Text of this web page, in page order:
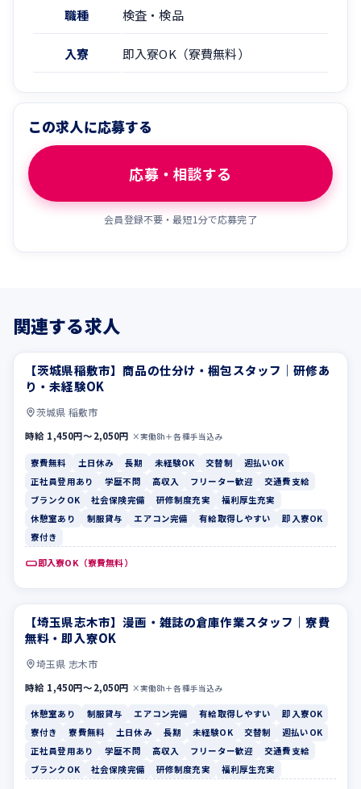
職種 検査・検品
入寮 即入寮OK（寮費無料）
この求人に応募する
応募・相談する
会員登録不要・最短1分で応募完了
関連する求人
寮費無料 土日休み
【茨城県稲敷市】商品の仕分け・梱包スタッフ｜研修あ
り・未経験OK
茨城県 稲敷市
時給 1,450円〜2,050円 ×実働8h＋各種手当込み
寮費無料 土日休み 長期 未経験OK 交替制
週払いOK
正社員登用あり
学歴不問 高収入 フリーター歓迎
交通費支給
ブランクOK
社会保険完備 研修制度充実
福利厚生充実
休憩室あり
制服貸与 エアコン完備 有給取得しやすい
即入寮OK
寮付き
即入寮OK（寮費無料）
休憩室あり 制服貸与
【埼玉県志木市】漫画・雑誌の倉庫作業スタッフ｜寮費
無料・即入寮OK
埼玉県 志木市
時給 1,450円〜2,050円 ×実働8h＋各種手当込み
休憩室あり 制服貸与 エアコン完備 有給取得しやすい
即入寮OK
寮付き
寮費無料 土日休み 長期 未経験OK 交替制
週払いOK
正社員登用あり
学歴不問 高収入 フリーター歓迎
交通費支給
ブランクOK
社会保険完備 研修制度充実 福利厚生充実